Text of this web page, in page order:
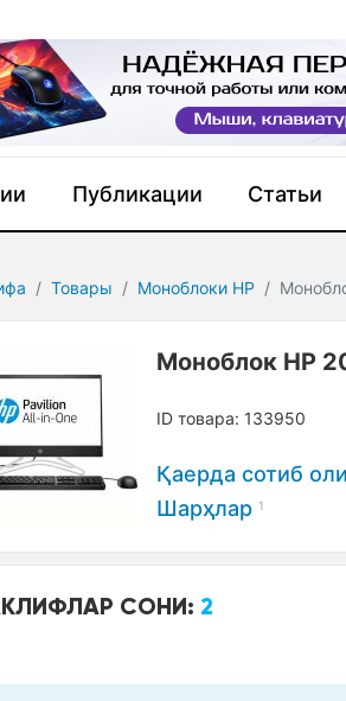
Публикации Статьи
Товары Моноблоки HP
Моноблок HP
ID товара: 133950
Қаерда сотиб
Шарҳлар1
СОНИ: 2